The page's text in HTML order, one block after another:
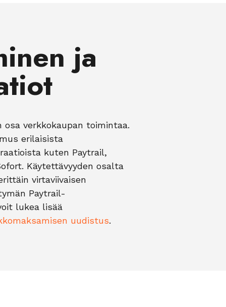
ja
osa verkkokaupan toimintaa.
erilaisista
kuten Paytrail,
Käytettävyyden osalta
virtaviivaisen
Paytrail-
lukea lisää
uudistus.